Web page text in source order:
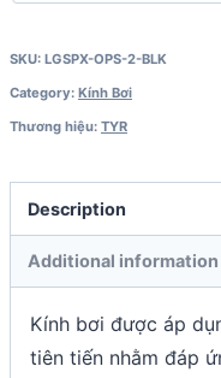
SKU: LGSPX-OPS-2-BLK
Category: Kính Bơi
Thương hiệu: TYR
Description
Additional information
Kính bơi được áp
tiên tiến nhằm đáp